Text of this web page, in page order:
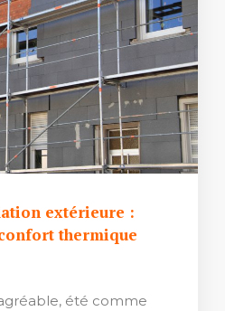
extérieure :
thermique
été comme